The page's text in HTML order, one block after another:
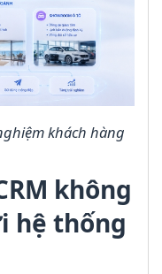
khách hàng
không
hệ thống